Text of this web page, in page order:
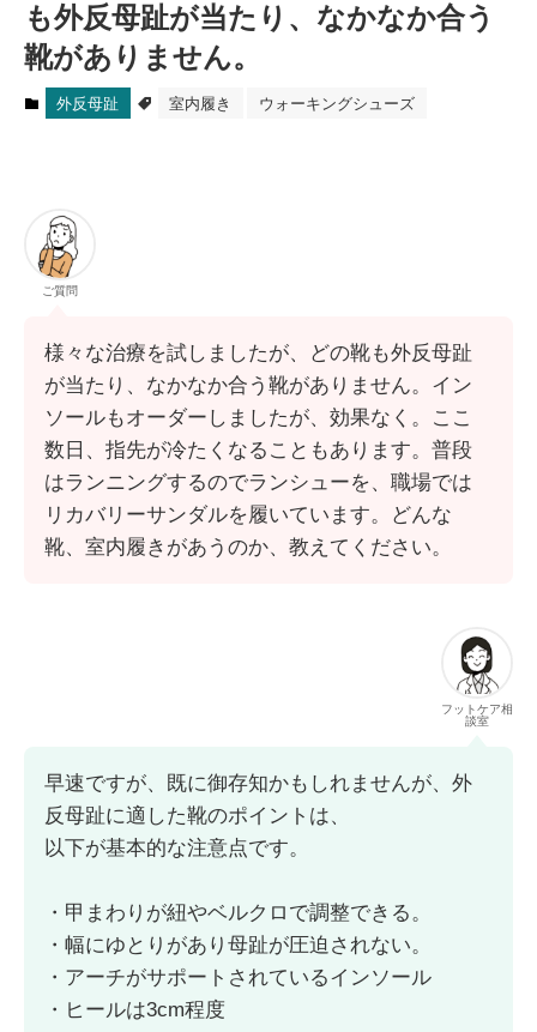
も外反母趾が当たり、なかなか合う
靴がありません。
外反母趾 室内履き ウォーキングシューズ
ご質問
様々な治療を試しましたが、どの靴も外反母趾
が当たり、なかなか合う靴がありません。イン
ソールもオーダーしましたが、効果なく。ここ
数日、指先が冷たくなることもあります。普段
はランニングするのでランシューを、職場では
リカバリーサンダルを履いています。どんな
靴、室内履きがあうのか、教えてください。
フットケア相
談室
早速ですが、既に御存知かもしれませんが、外
反母趾に適した靴のポイントは、
以下が基本的な注意点です。
・甲まわりが紐やベルクロで調整できる。
・幅にゆとりがあり母趾が圧迫されない。
・アーチがサポートされているインソール
・ヒールは3cm程度